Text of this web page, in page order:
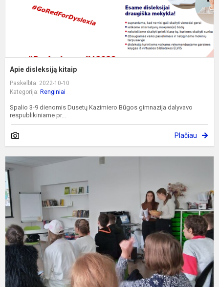
Apie disleksiją kitaip
Paskelbta: 2022-10-10
Kategorija: Renginiai
Spalio 3-9 dienomis Dusetų Kazimiero Būgos gimnazija dalyvavo
respublikiniame pr...
Plačiau